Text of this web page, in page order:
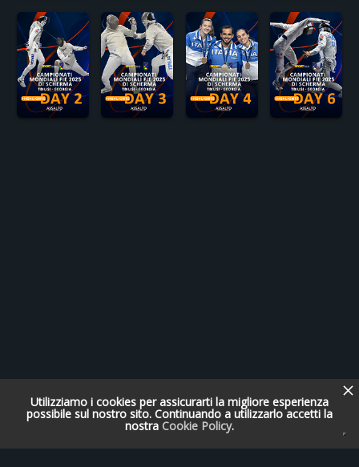
Utilizziamo i cookies per assicurarti la migliore esperienza
possibile sul nostro sito. Continuando a utilizzarlo accetti la
nostra Cookie Policy.